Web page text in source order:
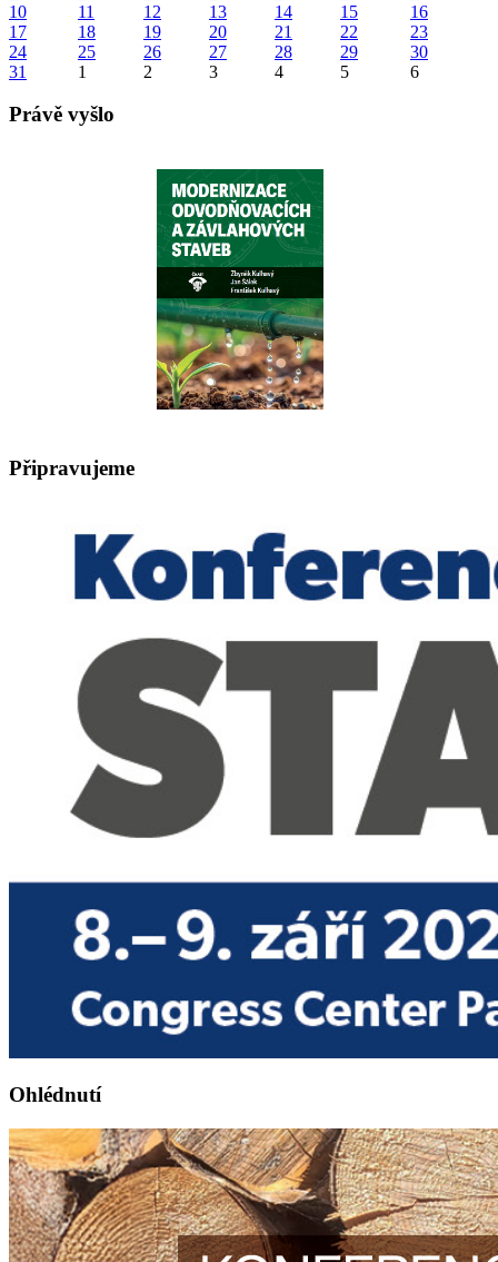
10
11 12 13 14 15
16
17
18 19 20 21 22
23
24
25 26 27 28 29
30
31
1 2 3 4 5 6
Právě vyšlo
Připravujeme
Ohlédnutí